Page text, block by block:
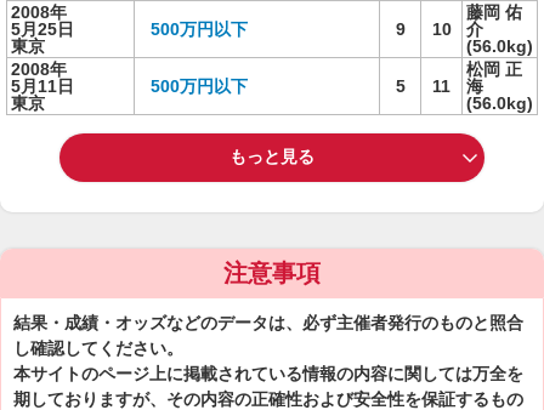
2008年
5月25日
東京
500万円以下 9 10
藤岡 佑
介
(56.0kg)
2008年
5月11日
東京
500万円以下 5 11
松岡 正
海
(56.0kg)
もっと見る
注意事項
結果・成績・オッズなどのデータは、必ず主催者発行のものと照合
し確認してください。
本サイトのページ上に掲載されている情報の内容に関しては万全を
期しておりますが、その内容の正確性および安全性を保証するもの